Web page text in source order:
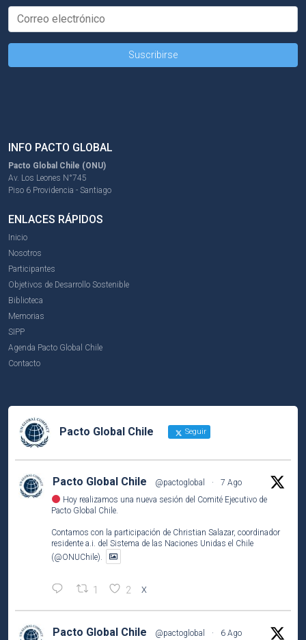
INFO PACTO GLOBAL
Pacto Global Chile (ONU)
Av. Los Leones N°745
Piso 6 Providencia - Santiago
ENLACES RÁPIDOS
Inicio
Nosotros
Participantes
Objetivos de Desarrollo Sostenible
Biblioteca
Memorias
SIPP
Agenda Pacto Global Chile
Contacto
Pacto Global Chile Seguir
Pacto Global Chile @pactoglobal ·
7 Ago
Hoy realizamos una nueva sesión del Comité Ejecutivo de
Pacto Global Chile.
Contamos con la participación de Christian Salazar, coordinador
residente a.i. del Sistema de las Naciones Unidas el Chile
(@ONUChile).
1 2 X
Pacto Global Chile @pactoglobal · 6 Ago